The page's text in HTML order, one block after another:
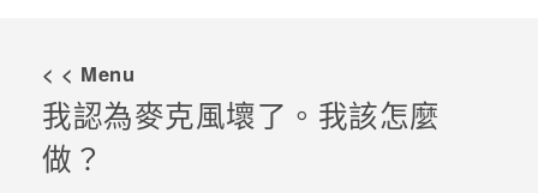
配件
VIVERSE
< < Menu
我認為麥克風壞了。我該怎麼
做？